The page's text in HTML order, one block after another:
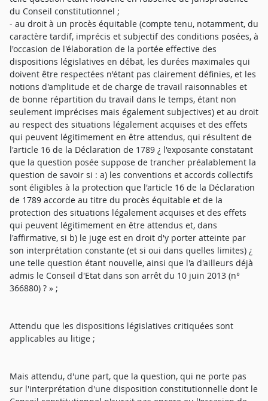
du Conseil constitutionnel ;
- au droit à un procès équitable (compte tenu, notamment, du
caractère tardif, imprécis et subjectif des conditions posées, à
l'occasion de l'élaboration de la portée effective des
dispositions législatives en débat, les durées maximales qui
doivent être respectées n'étant pas clairement définies, et les
notions d'amplitude et de charge de travail raisonnables et
de bonne répartition du travail dans le temps, étant non
seulement imprécises mais également subjectives) et au droit
au respect des situations légalement acquises et des effets
qui peuvent légitimement en être attendus, qui résultent de
l'article 16 de la Déclaration de 1789 ¿ l'exposante constatant
que la question posée suppose de trancher préalablement la
question de savoir si : a) les conventions et accords collectifs
sont éligibles à la protection que l'article 16 de la Déclaration
de 1789 accorde au titre du procès équitable et de la
protection des situations légalement acquises et des effets
qui peuvent légitimement en être attendus et, dans
l'affirmative, si b) le juge est en droit d'y porter atteinte par
son interprétation constante (et si oui dans quelles limites) ¿
une telle question étant nouvelle, ainsi que l'a d'ailleurs déjà
admis le Conseil d'Etat dans son arrêt du 10 juin 2013 (n°
366880) ? » ;
Attendu que les dispositions législatives critiquées sont
applicables au litige ;
Mais attendu, d'une part, que la question, qui ne porte pas
sur l'interprétation d'une disposition constitutionnelle dont le